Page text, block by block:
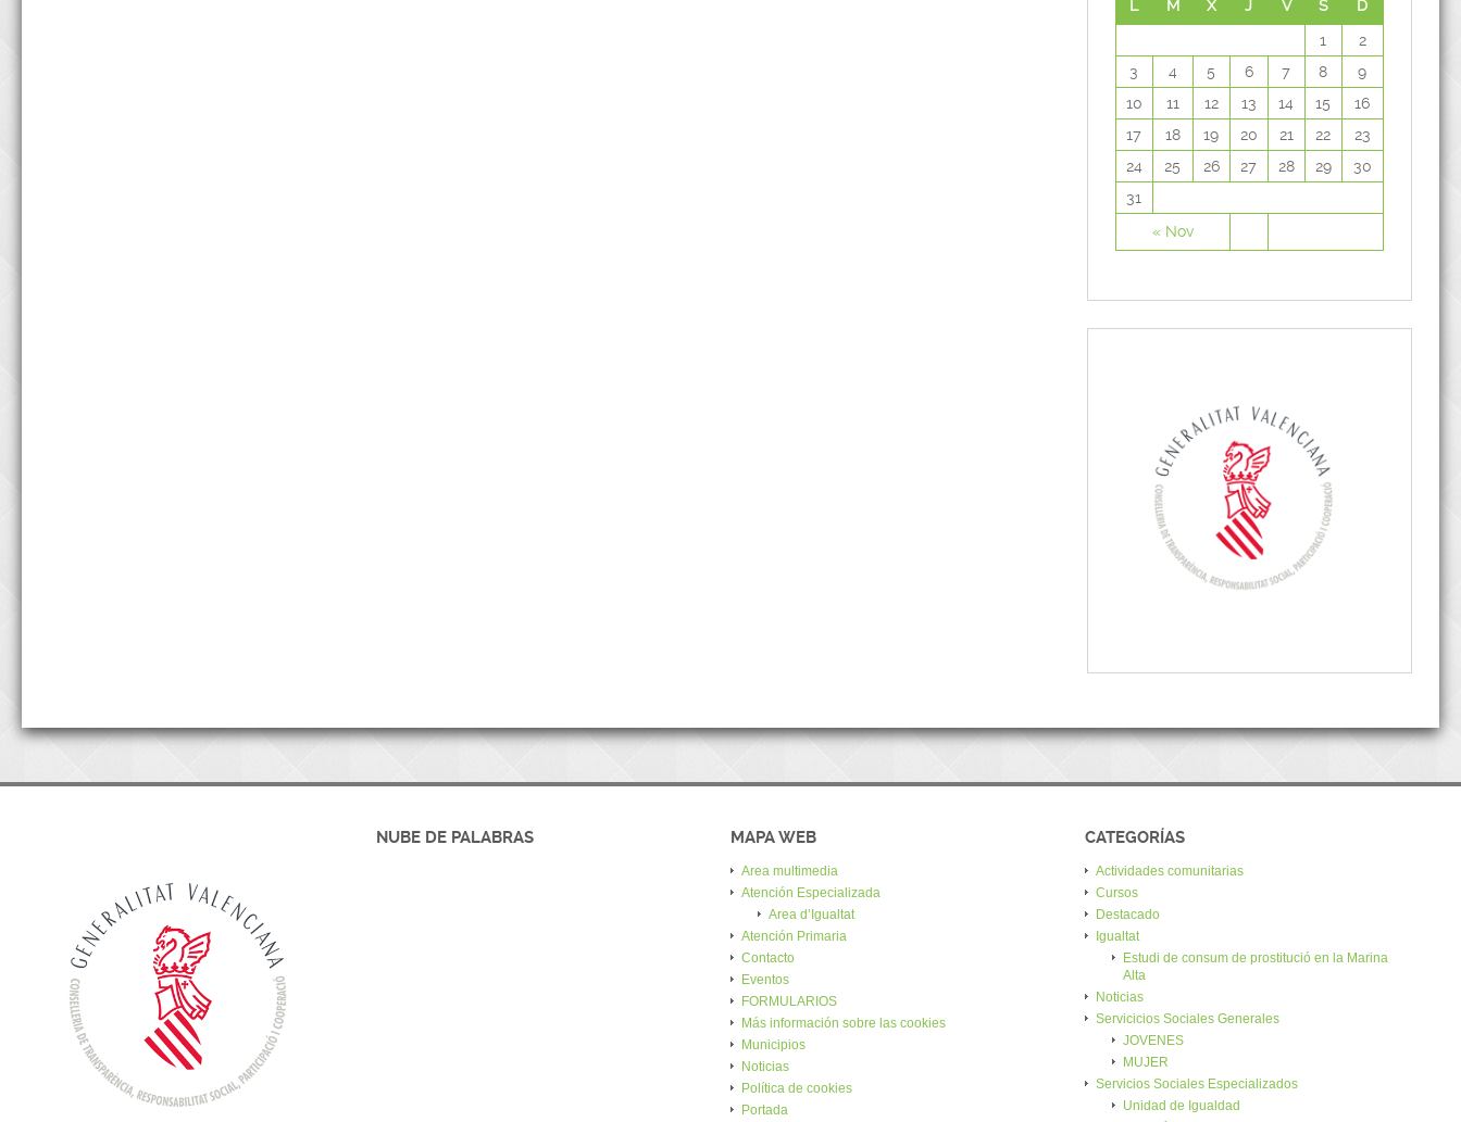
L M X J V S D
« Nov
1
2
3
4 5 6 7 8
9
10
11 12 13 14 15
16
17
18 19 20 21 22
23
24
25 26 27 28 29
30
31
NUBE DE PALABRAS MAPA WEB
Area multimedia
Atención Especializada
Area d’Igualtat
Atención Primaria
Contacto
Eventos
FORMULARIOS
Más información sobre las cookies
Municipios
Noticias
Política de cookies
Portada
CATEGORÍAS
Actividades comunitarias
Cursos
Destacado
Igualtat
Estudi de consum de prostitució en la Marina
Alta
Noticias
Servicicios Sociales Generales
JOVENES
MUJER
Servicios Sociales Especializados
Unidad de Igualdad